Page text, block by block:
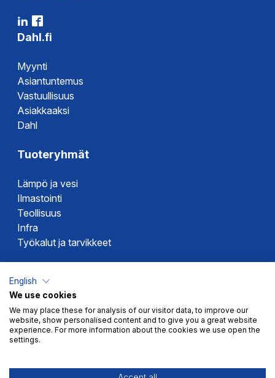
Dahl.fi
Myynti
Asiantuntemus
Vastuullisuus
Asiakkaaksi
Dahl
Tuoteryhmät
Lämpö ja vesi
Ilmastointi
Teollisuus
Infra
Työkalut ja tarvikkeet
Altech
Alterna
Novipro
Votec
English
We use cookies
We may place these for analysis of our visitor data, to improve our
website, show personalised content and to give you a great website
experience. For more information about the cookies we use open the
settings.